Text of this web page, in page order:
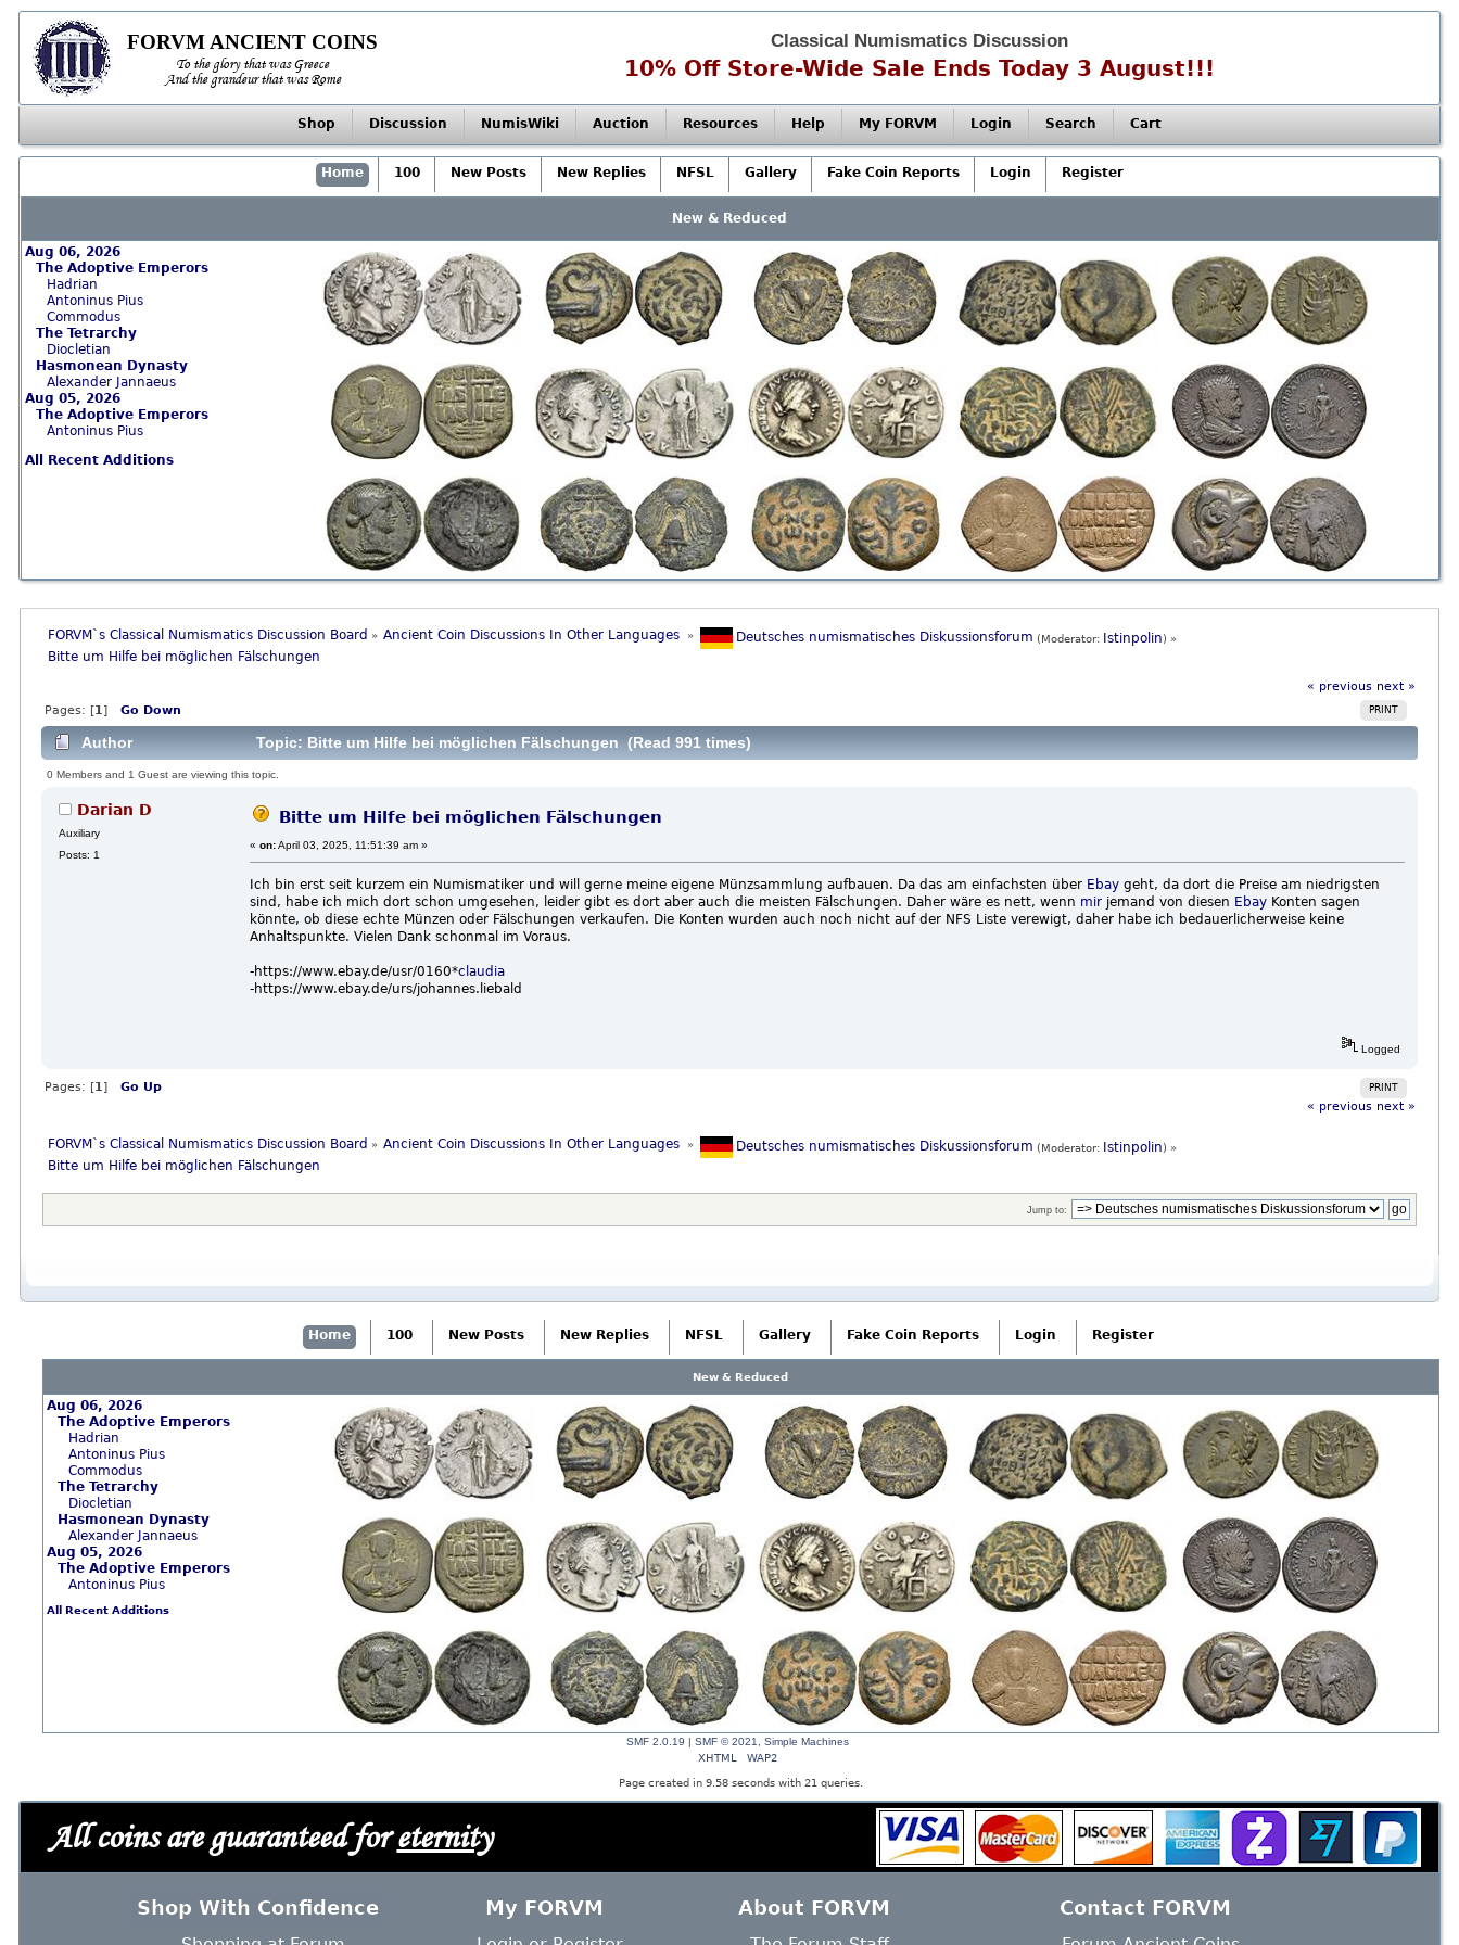
FORVM ANCIENT COINS
To the glory that was Greece
And the grandeur that was Rome
Classical Numismatics Discussion
10% Off Store-Wide Sale Ends Today 3 August!!!
Shop Discussion NumisWiki Auction Resources Help My FORVM Login Search Cart
Home 100 New Posts New Replies NFSL Gallery Fake Coin Reports Login Register
New & Reduced
Aug 06, 2026
The Adoptive Emperors
Hadrian
Antoninus Pius
Commodus
The Tetrarchy
Diocletian
Hasmonean Dynasty
Alexander Jannaeus
Aug 05, 2026
The Adoptive Emperors
Antoninus Pius
All Recent Additions
FORVM`s Classical Numismatics Discussion Board » Ancient Coin Discussions In Other Languages » Deutsches numismatisches Diskussionsforum (Moderator: Istinpolin) »
Bitte um Hilfe bei möglichen Fälschungen
« previous next »
PRINT
Pages: [1] Go Down
Author Topic: Bitte um Hilfe bei möglichen Fälschungen (Read 991 times)
0 Members and 1 Guest are viewing this topic.
Darian D
Auxiliary
Posts: 1
Bitte um Hilfe bei möglichen Fälschungen
«on:April 03, 2025, 11:51:39 am »
Ich bin erst seit kurzem ein Numismatiker und will gerne meine eigene Münzsammlung aufbauen. Da das am einfachsten über Ebay geht, da dort die Preise am niedrigsten
sind, habe ich mich dort schon umgesehen, leider gibt es dort aber auch die meisten Fälschungen. Daher wäre es nett, wenn mir jemand von diesen Ebay Konten sagen
könnte, ob diese echte Münzen oder Fälschungen verkaufen. Die Konten wurden auch noch nicht auf der NFS Liste verewigt, daher habe ich bedauerlicherweise keine
Anhaltspunkte. Vielen Dank schonmal im Voraus.
-https://www.ebay.de/usr/0160*claudia
-https://www.ebay.de/urs/johannes.liebald
Logged
PRINT
Pages: [1] Go Up
« previous next »
FORVM`s Classical Numismatics Discussion Board » Ancient Coin Discussions In Other Languages » Deutsches numismatisches Diskussionsforum (Moderator: Istinpolin) »
Bitte um Hilfe bei möglichen Fälschungen
Jump to:
Home 100 New Posts New Replies NFSL Gallery Fake Coin Reports Login Register
New & Reduced
Aug 06, 2026
The Adoptive Emperors
Hadrian
Antoninus Pius
Commodus
The Tetrarchy
Diocletian
Hasmonean Dynasty
Alexander Jannaeus
Aug 05, 2026
The Adoptive Emperors
Antoninus Pius
All Recent Additions
SMF 2.0.19 | SMF © 2021
Simple Machines
XHTML
WAP2
Page created in 9.58 seconds with 21 queries.
All coins are guaranteed foreternity
Shop With Confidence My FORVM About FORVM Contact FORVM